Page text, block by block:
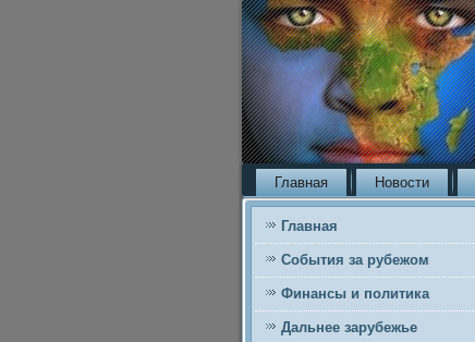
Главная Новости
Главная
События за рубежом
Финансы и политика
Дальнее зарубежье